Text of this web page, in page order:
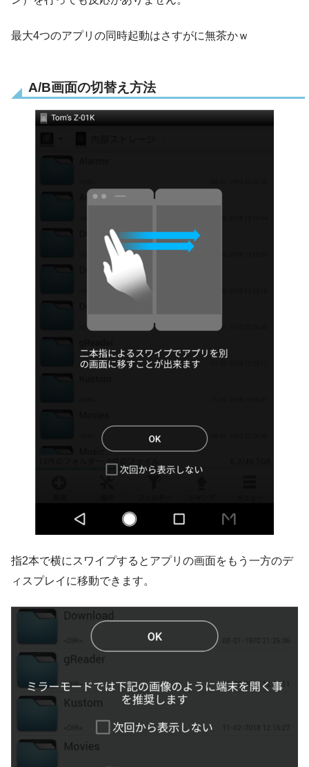
最大4つのアプリの同時起動はさすがに無茶かｗ
A/B画面の切替え方法
指2本で横にスワイプするとアプリの画面をもう一方のデ
ィスプレイに移動できます。